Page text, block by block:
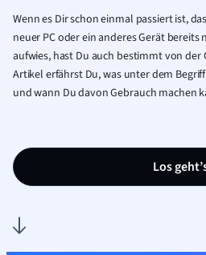
Wenn es Dir schon einmal passiert ist,
neuer PC oder ein anderes Gerät bereits
aufwies, hast Du auch bestimmt von der
Artikel erfährst Du, was unter dem
und wann Du davon Gebrauch machen
Los